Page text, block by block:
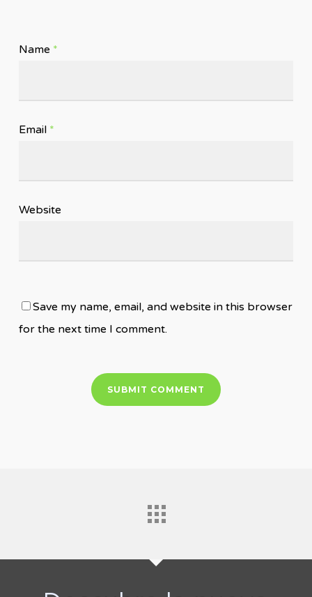
Name *
Email *
Website
Save my name, email, and website in this browser
for the next time I comment.